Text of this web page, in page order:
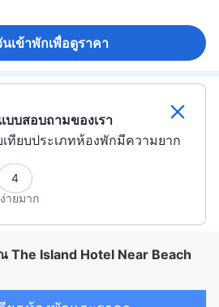
นเข้าพักเพื่อดูราคา
บสอบถามของเรา
ทียบประเภทห้องพักมีความยาก
4
ง่ายมาก
The Island Hotel Near Beach